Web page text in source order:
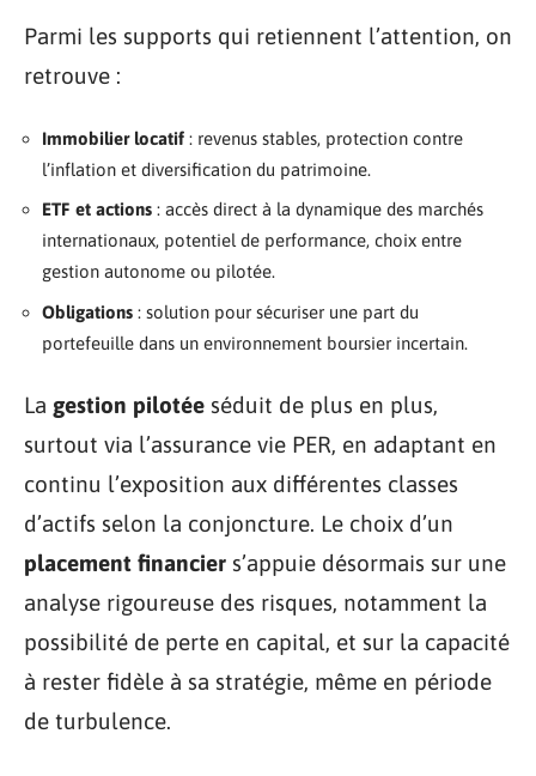
Parmi les supports qui retiennent l’attention, on
retrouve :
Immobilier locatif : revenus stables, protection contre
l’inflation et diversification du patrimoine.
ETF et actions : accès direct à la dynamique des marchés
internationaux, potentiel de performance, choix entre
gestion autonome ou pilotée.
Obligations : solution pour sécuriser une part du
portefeuille dans un environnement boursier incertain.
La gestion pilotée séduit de plus en plus,
surtout via l’assurance vie PER, en adaptant en
continu l’exposition aux différentes classes
d’actifs selon la conjoncture. Le choix d’un
placement financier s’appuie désormais sur une
analyse rigoureuse des risques, notamment la
possibilité de perte en capital, et sur la capacité
à rester fidèle à sa stratégie, même en période
de turbulence.